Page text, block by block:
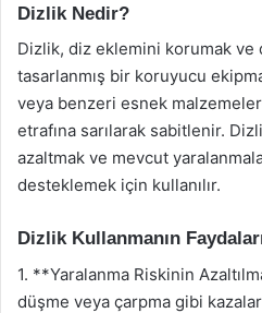
Dizlik Nedir?
Dizlik, diz eklemini korumak ve
tasarlanmış bir koruyucu
veya benzeri esnek
etrafına sarılarak sabitlenir.
azaltmak ve mevcut
desteklemek için kullanılır.
Dizlik Kullanmanın
1. **Yaralanma Riskinin
düşme veya çarpma gibi